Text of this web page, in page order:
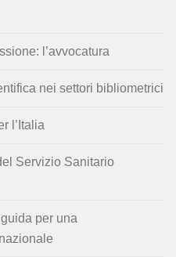
l’avvocatura
nei settori bibliometrici
l’Italia
Servizio Sanitario
per una